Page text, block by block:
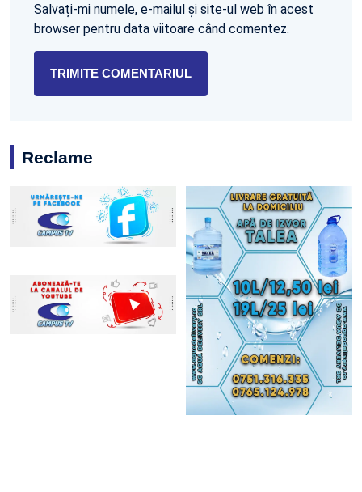
Salvați-mi numele, e-mailul și site-ul web în acest
browser pentru data viitoare când comentez.
Reclame